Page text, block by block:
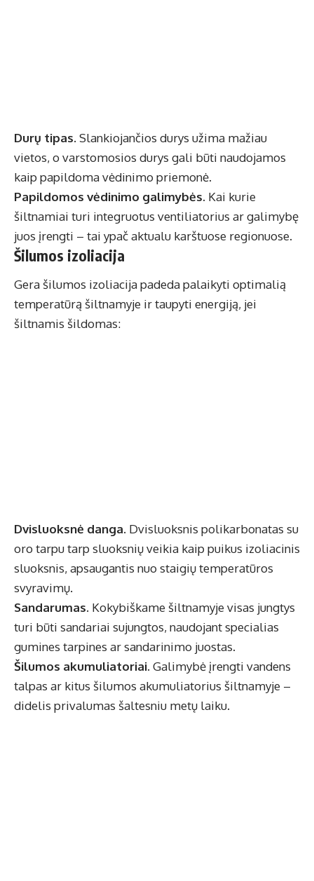
Durų tipas. Slankiojančios durys užima mažiau
vietos, o varstomosios durys gali būti naudojamos
kaip papildoma vėdinimo priemonė.
Papildomos vėdinimo galimybės. Kai kurie
šiltnamiai turi integruotus ventiliatorius ar galimybę
juos įrengti – tai ypač aktualu karštuose regionuose.
Šilumos izoliacija
Gera šilumos izoliacija padeda palaikyti optimalią
temperatūrą šiltnamyje ir taupyti energiją, jei
šiltnamis šildomas:
Dvisluoksnė danga. Dvisluoksnis polikarbonatas su
oro tarpu tarp sluoksnių veikia kaip puikus izoliacinis
sluoksnis, apsaugantis nuo staigių temperatūros
svyravimų.
Sandarumas. Kokybiškame šiltnamyje visas jungtys
turi būti sandariai sujungtos, naudojant specialias
gumines tarpines ar sandarinimo juostas.
Šilumos akumuliatoriai. Galimybė įrengti vandens
talpas ar kitus šilumos akumuliatorius šiltnamyje –
didelis privalumas šaltesniu metų laiku.